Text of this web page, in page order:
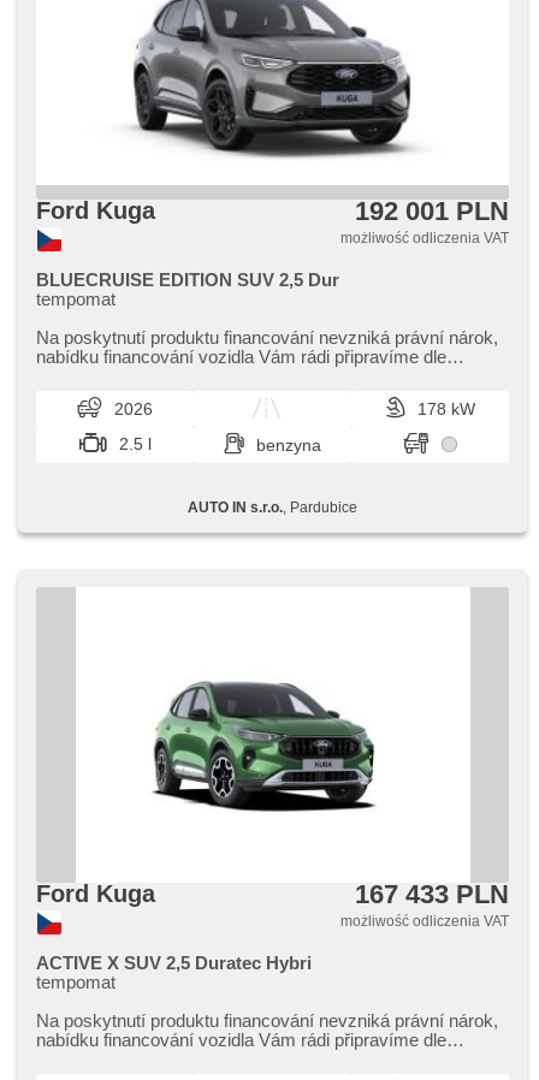
Ford Kuga 192 001 PLN
możliwość odliczenia VAT
BLUECRUISE EDITION SUV 2,5 Dur
tempomat
Na poskytnutí produktu financování nevzniká právní nárok,​
nabídku financování vozidla Vám rádi připravíme dle
2026
178 kW
2.5 l
benzyna
AUTO IN s.r.o. , Pardubice
Ford Kuga 167 433 PLN
możliwość odliczenia VAT
ACTIVE X SUV 2,5 Duratec Hybri
tempomat
Na poskytnutí produktu financování nevzniká právní nárok,​
nabídku financování vozidla Vám rádi připravíme dle